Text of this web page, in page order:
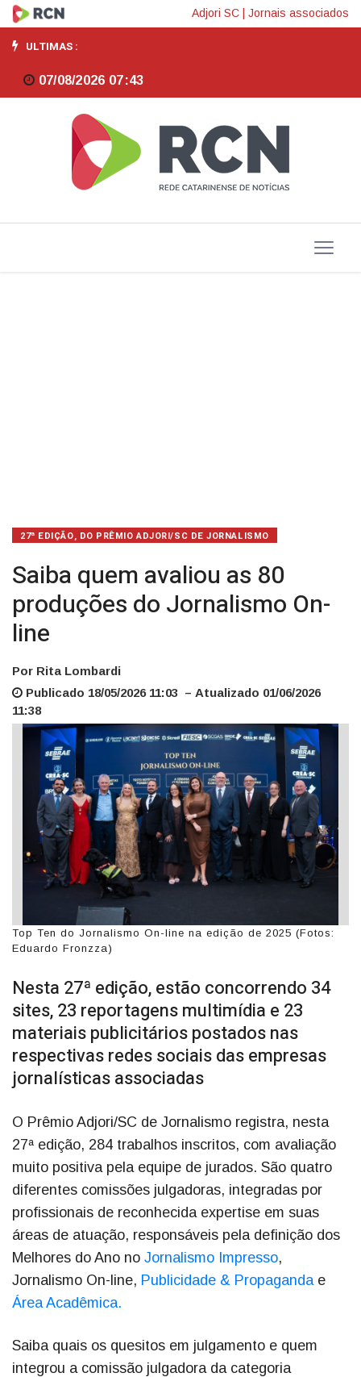
Saiba
quem
avaliou
produções
do
Adjori SC Jornais associados
ULTIMAS :
07/08/2026 07:43
27ª EDIÇÃO, DO PRÊMIO ADJORI/SC DE JORNALISMO
Saiba quem avaliou as 80
produções do Jornalismo On-
line
Por Rita Lombardi
Publicado 18/05/2026 11:03 – Atualizado 01/06/2026
11:38
Top Ten do Jornalismo On-line na edição de 2025 (Fotos:
Eduardo Fronzza)
Nesta 27ª edição, estão concorrendo 34
sites, 23 reportagens multimídia e 23
materiais publicitários postados nas
respectivas redes sociais das empresas
jornalísticas associadas
O Prêmio Adjori/SC de Jornalismo registra, nesta
27ª edição, 284 trabalhos inscritos, com avaliação
muito positiva pela equipe de jurados. São quatro
diferentes comissões julgadoras, integradas por
profissionais de reconhecida expertise em suas
áreas de atuação, responsáveis pela definição dos
Melhores do Ano no Jornalismo Impresso,
Jornalismo On-line, Publicidade & Propagandae
Área Acadêmica.
Saiba quais os quesitos em julgamento e quem
integrou a comissão julgadora da categoria